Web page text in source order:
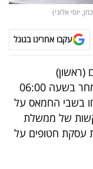
עקבו אחרינו בגוגל
(ראשון)
מחר בשעה 06:00
בשבי החמאס על
של ממשלת
עסקת חטופים על